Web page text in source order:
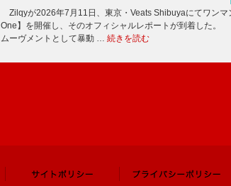
Zilqyが2026年7月11日、東京・Veats Shibuyaにてワンマ
One】を開催し、そのオフィシャルレポートが到着した
ムーヴメントとして暴動 … 続きを読む